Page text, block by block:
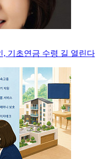
, 기초연금 수령 길 열린다